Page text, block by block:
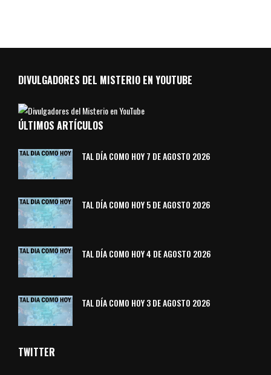
DIVULGADORES DEL MISTERIO EN YOUTUBE
ÚLTIMOS ARTÍCULOS
TAL DÍA COMO HOY 7 DE AGOSTO 2026
TAL DÍA COMO HOY 5 DE AGOSTO 2026
TAL DÍA COMO HOY 4 DE AGOSTO 2026
TAL DÍA COMO HOY 3 DE AGOSTO 2026
TWITTER